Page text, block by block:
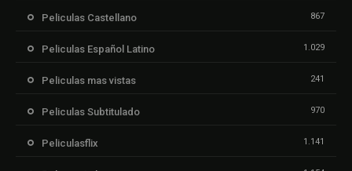
Peliculas Castellano 867
Peliculas Español Latino 1.029
Peliculas mas vistas 241
Peliculas Subtitulado 970
Peliculasflix 1.141